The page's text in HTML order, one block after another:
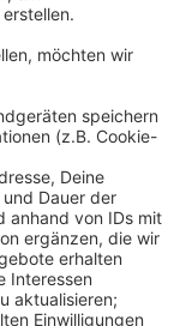
ist, wird nicht
ist das
Die Stadt
auf jeden
sie schon
oder weil sie
und
stehen 21